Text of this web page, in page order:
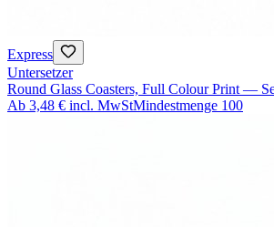
Express
Untersetzer
Round Glass Coasters, Full Colour Print —
Ab 3,48 € incl. MwStMindestmenge 100